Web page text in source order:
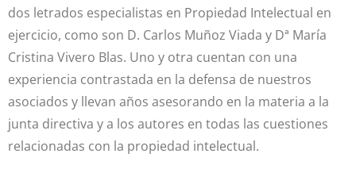
dos letrados especialistas en Propiedad Intelectual en
ejercicio, como son D. Carlos Muñoz Viada y Dª María
Cristina Vivero Blas. Uno y otra cuentan con una
experiencia contrastada en la defensa de nuestros
asociados y llevan años asesorando en la materia a la
junta directiva y a los autores en todas las cuestiones
relacionadas con la propiedad intelectual.